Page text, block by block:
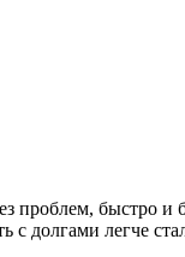
проблем, быстро
с долгами легче